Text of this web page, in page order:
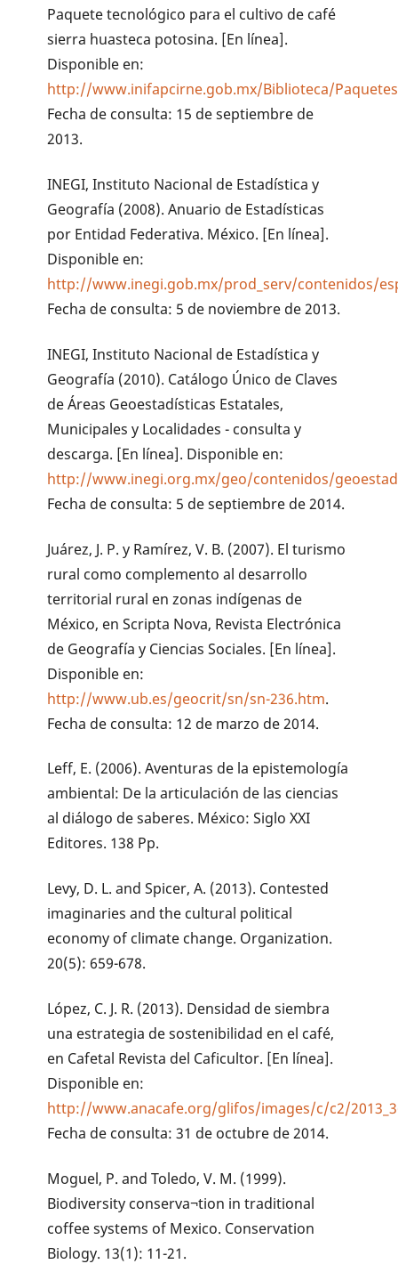
Paquete tecnológico para el cultivo de café
sierra huasteca potosina. [En línea].
Disponible en:
http://www.inifapcirne.gob.mx/Biblioteca/
Fecha de consulta: 15 de septiembre de
2013.
INEGI, Instituto Nacional de Estadística y
Geografía (2008). Anuario de Estadísticas
por Entidad Federativa. México. [En línea].
Disponible en:
http://www.inegi.gob.mx/prod_serv/contenidos/
Fecha de consulta: 5 de noviembre de 2013.
INEGI, Instituto Nacional de Estadística y
Geografía (2010). Catálogo Único de Claves
de Áreas Geoestadísticas Estatales,
Municipales y Localidades - consulta y
descarga. [En línea]. Disponible en:
http://www.inegi.org.mx/geo/contenidos/
Fecha de consulta: 5 de septiembre de 2014.
Juárez, J. P. y Ramírez, V. B. (2007). El turismo
rural como complemento al desarrollo
territorial rural en zonas indígenas de
México, en Scripta Nova, Revista Electrónica
de Geografía y Ciencias Sociales. [En línea].
Disponible en:
http://www.ub.es/geocrit/sn/sn-236.htm.
Fecha de consulta: 12 de marzo de 2014.
Leff, E. (2006). Aventuras de la epistemología
ambiental: De la articulación de las ciencias
al diálogo de saberes. México: Siglo XXI
Editores. 138 Pp.
Levy, D. L. and Spicer, A. (2013). Contested
imaginaries and the cultural political
economy of climate change. Organization.
20(5): 659-678.
López, C. J. R. (2013). Densidad de siembra
una estrategia de sostenibilidad en el café,
en Cafetal Revista del Caficultor. [En línea].
Disponible en:
http://www.anacafe.org/glifos/images/c/c2/
Fecha de consulta: 31 de octubre de 2014.
Moguel, P. and Toledo, V. M. (1999).
Biodiversity conserva¬tion in traditional
coffee systems of Mexico. Conservation
Biology. 13(1): 11-21.